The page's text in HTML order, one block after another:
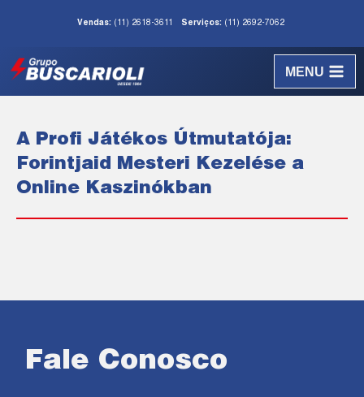
Vendas: (11) 2618-3611 Serviços: (11) 2692-7062
MENU
A Profi Játékos Útmutatója:
Forintjaid Mesteri Kezelése a
Online Kaszinókban
Fale Conosco